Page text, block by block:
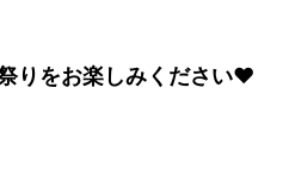
りをお楽しみください♥